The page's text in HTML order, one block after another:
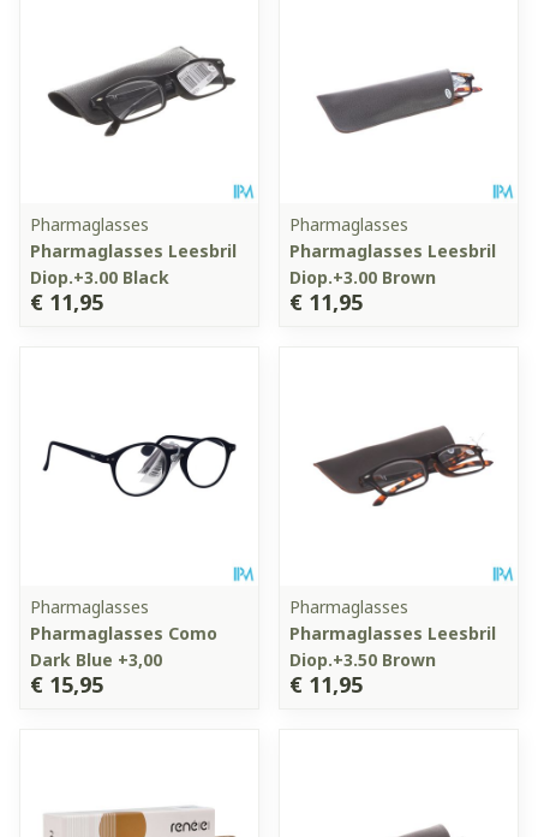
Pharmaglasses
Pharmaglasses Leesbril
Diop.+3.00 Black
€ 11,95
Pharmaglasses
Pharmaglasses Leesbril
Diop.+3.00 Brown
€ 11,95
Pharmaglasses
Pharmaglasses Como
Dark Blue +3,00
€ 15,95
Pharmaglasses
Pharmaglasses Leesbril
Diop.+3.50 Brown
€ 11,95